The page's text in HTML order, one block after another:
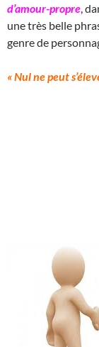
d’amour-propre ,
une très belle
genre de
« Nul ne peut